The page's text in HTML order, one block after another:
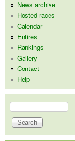
News archive
Hosted races
Calendar
Entires
Rankings
Gallery
Contact
Help
Search form
Search